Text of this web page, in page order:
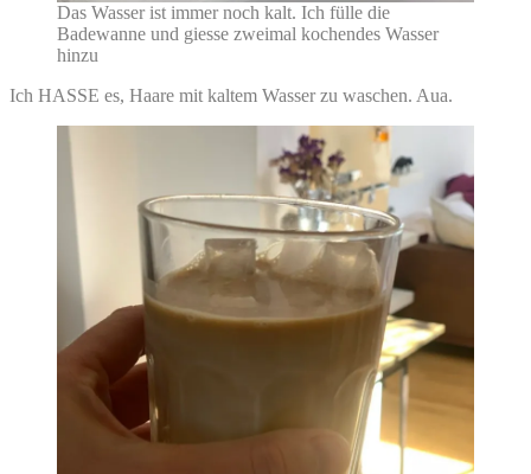
Das Wasser ist immer noch kalt. Ich fülle die
Badewanne und giesse zweimal kochendes Wasser
hinzu
Ich HASSE es, Haare mit kaltem Wasser zu waschen. Aua.